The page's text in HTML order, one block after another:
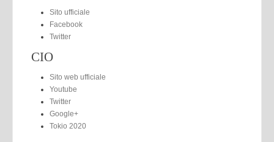
Sito ufficiale
Facebook
Twitter
CIO
Sito web ufficiale
Youtube
Twitter
Google+
Tokio 2020